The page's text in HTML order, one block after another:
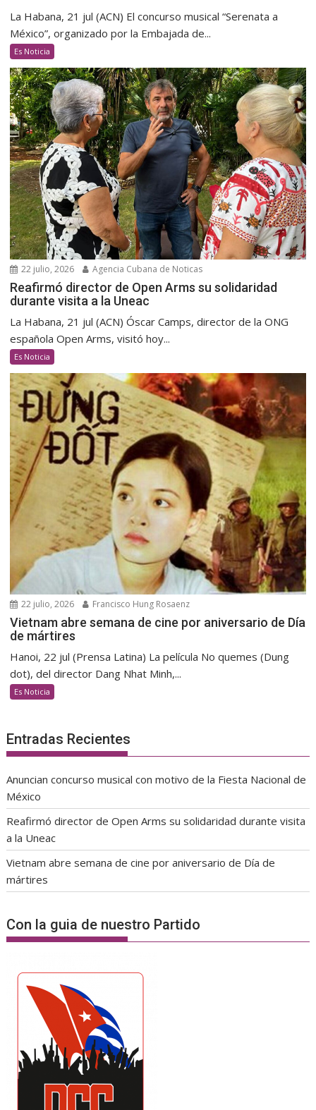
La Habana, 21 jul (ACN) El concurso musical “Serenata a
México”, organizado por la Embajada de...
Es Noticia
22 julio, 2026 Agencia Cubana de Noticas
Reafirmó director de Open Arms su solidaridad
durante visita a la Uneac
La Habana, 21 jul (ACN) Óscar Camps, director de la ONG
española Open Arms, visitó hoy...
Es Noticia
22 julio, 2026 Francisco Hung Rosaenz
Vietnam abre semana de cine por aniversario de Día
de mártires
Hanoi, 22 jul (Prensa Latina) La película No quemes (Dung
dot), del director Dang Nhat Minh,...
Es Noticia
Entradas Recientes
Anuncian concurso musical con motivo de la Fiesta Nacional de
México
Reafirmó director de Open Arms su solidaridad durante visita
a la Uneac
Vietnam abre semana de cine por aniversario de Día de
mártires
Con la guia de nuestro Partido